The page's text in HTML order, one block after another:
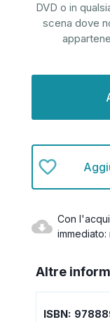
DVD o in
scena dove
Con
Altre
ISBN: